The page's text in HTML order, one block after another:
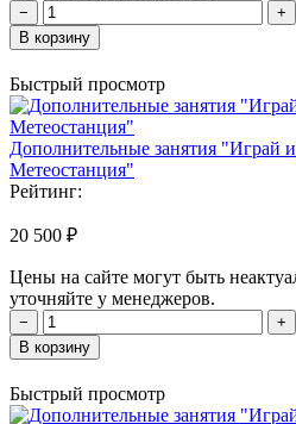
−
+
В корзину
Быстрый просмотр
Дополнительные занятия "Играй и
Метеостанция"
Рейтинг:
20 500 ₽
Цены на сайте могут быть
уточняйте у менеджеров.
−
+
В корзину
Быстрый просмотр